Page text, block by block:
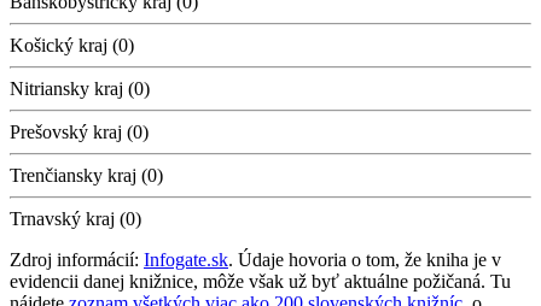
Košický kraj (0)
Nitriansky kraj (0)
Prešovský kraj (0)
Trenčiansky kraj (0)
Trnavský kraj (0)
Zdroj informácií: Infogate.sk. Údaje hovoria o tom, že kniha je v
evidencii danej knižnice, môže však už byť aktuálne požičaná. Tu